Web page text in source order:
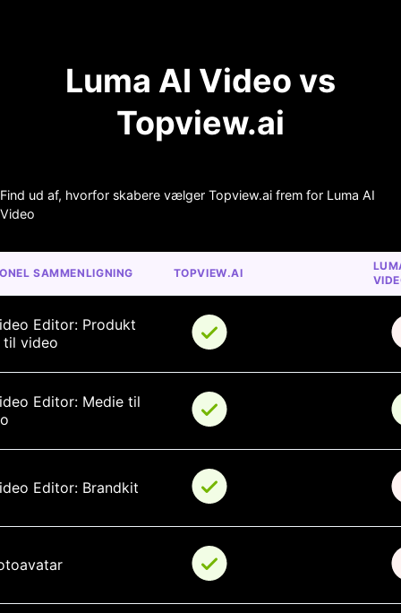
Luma AI Video vs
Topview.ai
Find ud af, hvorfor skabere vælger Topview.ai frem for Luma AI
Video
SAMMENLIGNING TOPVIEW.AI
Editor: Produkt
til video
Editor: Medie til
Editor: Brandkit